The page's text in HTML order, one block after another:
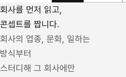
회사를 먼저 읽고,
콘셉트를 짭니다.
회사의 업종, 문화, 일하는
방식부터
스터디해 그 회사에만